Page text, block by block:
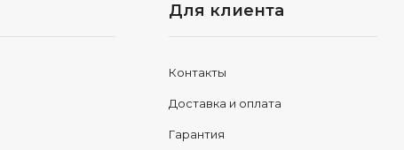
Для клиента
Контакты
Доставка и оплата
Гарантия